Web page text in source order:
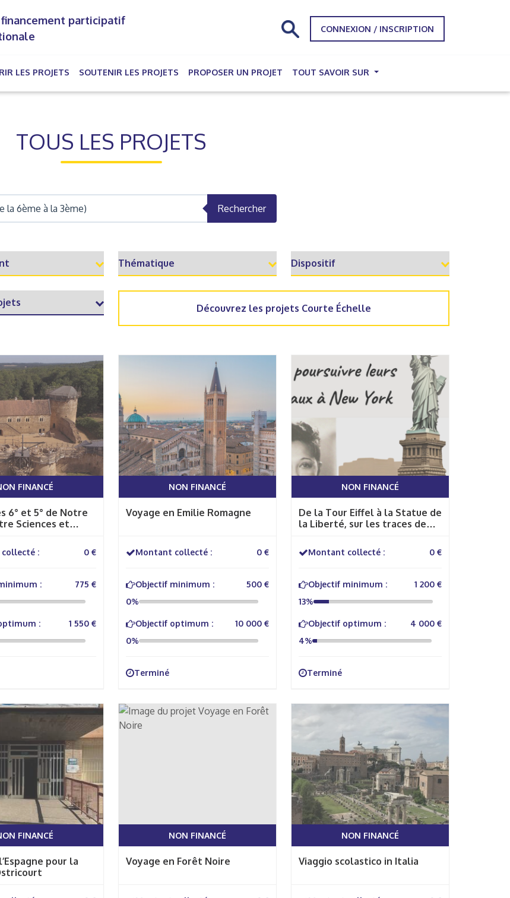
participatif
CONNEXION / INSCRIPTION
LES PROJETS SOUTENIR LES PROJETS PROPOSER UN PROJET TOUT SAVOIR SUR
TOUS LES PROJETS
Rechercher
Découvrez les projets Courte Échelle
FINANCÉ
6° et 5° de Notre
Sciences et
: 0 €
:
775 €
:
1 550 €
NON FINANCÉ
Voyage en Emilie Romagne
Montant collecté : 0 €
Objectif minimum :
500 €
0%
Objectif optimum :
10 000 €
0%
Terminé
NON FINANCÉ
De la Tour Eiffel à la Statue de
la Liberté, sur les traces de
Eiffel
Montant collecté : 0 €
Objectif minimum :
1 200 €
13%
Objectif optimum :
4 000 €
4%
Terminé
FINANCÉ
pour la
NON FINANCÉ
Voyage en Forêt Noire
NON FINANCÉ
Viaggio scolastico in Italia